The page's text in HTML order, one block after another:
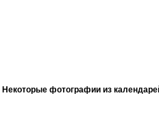
Некоторые фотографии из